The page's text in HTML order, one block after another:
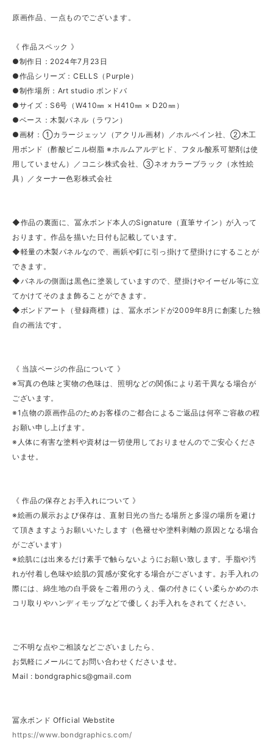
原画作品、一点ものでございます。
《 作品スペック 》
●制作日：2024年7月23日
●作品シリーズ：CELLS（Purple）
●制作場所：Art studio ボンドバ
●サイズ：S6号（W410㎜ × H410㎜ × D20㎜）
●ベース：木製パネル（ラワン）
●画材：①カラージェッソ（アクリル画材）／ホルベイン社、②木工
用ボンド（酢酸ビニル樹脂 ※ホルムアルデヒド、フタル酸系可塑剤は使
用していません）／コニシ株式会社、③ネオカラーブラック（水性絵
具）／ターナー色彩株式会社
◆作品の裏面に、冨永ボンド本人のSignature（直筆サイン）が入って
おります。作品を描いた日付も記載しています。
◆軽量の木製パネルなので、画鋲や釘に引っ掛けて壁掛けにすることが
できます。
◆パネルの側面は黒色に塗装していますので、壁掛けやイーゼル等に立
てかけてそのまま飾ることができます。
◆ボンドアート（登録商標）は、冨永ボンドが2009年8月に創案した独
自の画法です。
《 当該ページの作品について 》
※写真の色味と実物の色味は、照明などの関係により若干異なる場合が
ございます。
※1点物の原画作品のためお客様のご都合によるご返品は何卒ご容赦の程
お願い申し上げます。
※人体に有害な塗料や資材は一切使用しておりませんのでご安心くださ
いませ。
《 作品の保存とお手入れについて 》
※絵画の展示および保存は、直射日光の当たる場所と多湿の場所を避け
て頂きますようお願いいたします（色褪せや塗料剥離の原因となる場合
がございます）
※絵肌には出来るだけ素手で触らないようにお願い致します。手脂や汚
れが付着し色味や絵肌の質感が変化する場合がございます。お手入れの
際には、綿生地の白手袋をご着用のうえ、傷の付きにくい柔らかめのホ
コリ取りやハンディモップなどで優しくお手入れをされてください。
ご不明な点やご相談などございましたら、
お気軽にメールにてお問い合わせくださいませ。
Mail : bondgraphics@gmail.com
冨永ボンド Official Webstite
https://www.bondgraphics.com/